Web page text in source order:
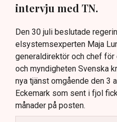
intervju med TN.
Den 30 juli beslutade
elsystemsexperten Maja
generaldirektör och chef
och myndigheten Svenska
nya tjänst omgående den 3
Eckemark som sent i fjol
månader på posten.